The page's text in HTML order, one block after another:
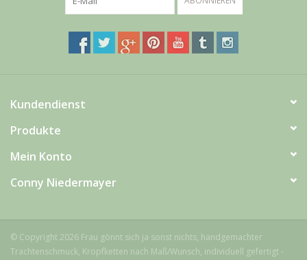
Kundendienst
Produkte
Mein Konto
Conny Niedermayer
© Copyright 2026 Frau gönnt sich ja sonst nichts, handgemachter
Trachtenschmuck, Kropfketten nach Maß/Wunsch, individuell gefertigt -